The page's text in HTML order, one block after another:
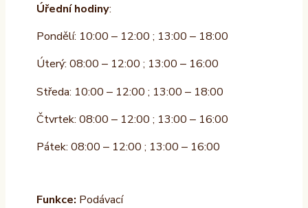
Úřední hodiny:
Pondělí: 10:00 – 12:00 ; 13:00 – 18:00
Úterý: 08:00 – 12:00 ; 13:00 – 16:00
Středa: 10:00 – 12:00 ; 13:00 – 18:00
Čtvrtek: 08:00 – 12:00 ; 13:00 – 16:00
Pátek: 08:00 – 12:00 ; 13:00 – 16:00
Funkce: Podávací